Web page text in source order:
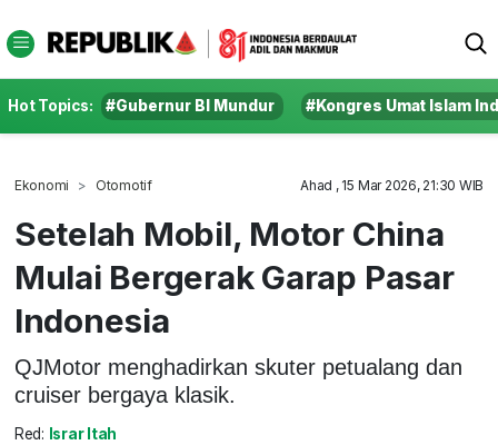
Hot Topics: #Gubernur BI Mundur #Kongres Umat Islam
Ekonomi Otomotif Ahad , 15 Mar 2026, 21:30 WIB
Setelah Mobil, Motor China
Mulai Bergerak Garap Pasar
Indonesia
QJMotor menghadirkan skuter petualang dan
cruiser bergaya klasik.
Red: Israr Itah